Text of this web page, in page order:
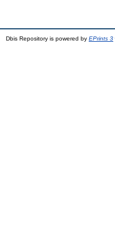
Dbis Repository is powered by EPrints 3